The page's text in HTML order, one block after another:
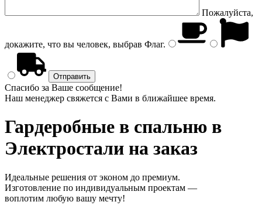
Пожалуйста,
докажите, что вы человек, выбрав Флаг.
Спасибо за Ваше сообщение!
Наш менеджер свяжется с Вами в ближайшее время.
Гардеробные в спальню в
Электростали на заказ
Идеальные решения от эконом до премиум.
Изготовление по индивидуальным проектам —
воплотим любую вашу мечту!